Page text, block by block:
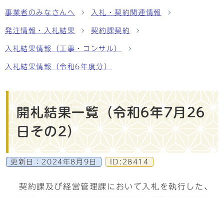
事業者のみなさんへ 入札・契約関連情報
発注情報・入札結果 契約課契約
入札結果情報（工事・コンサル）
入札結果情報（令和6年度分）
開札結果一覧（令和6年7月26
日その2）
更新日： 2024年8月9日 ID:28414
契約課及び経営管理課において入札を執行した、